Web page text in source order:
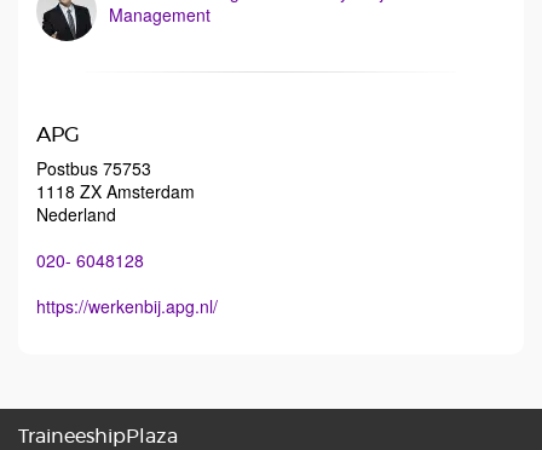
Management
APG
Postbus 75753
1118 ZX Amsterdam
Nederland
020- 6048128
https://werkenbij.apg.nl/
TraineeshipPlaza